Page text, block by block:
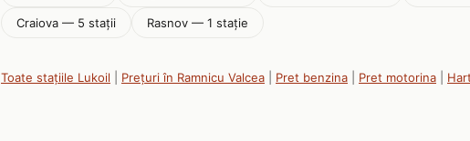
Craiova — 5 stații Rasnov — 1 stație
Toate stațiile Lukoil Prețuri în Ramnicu Valcea Pret benzina Pret motorina